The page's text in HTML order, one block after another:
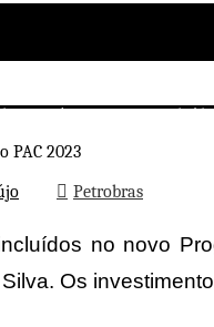
terá 47 projetos
Petrobras
no novo
Os